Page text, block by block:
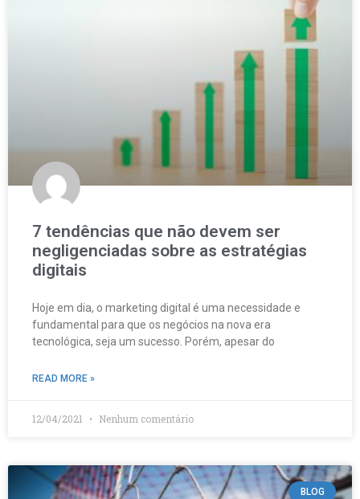
7 tendências que não devem ser
negligenciadas sobre as estratégias
digitais
Hoje em dia, o marketing digital é uma necessidade e
fundamental para que os negócios na nova era
tecnológica, seja um sucesso. Porém, apesar do
READ MORE »
12/04/2021 Nenhum comentário
BLOG